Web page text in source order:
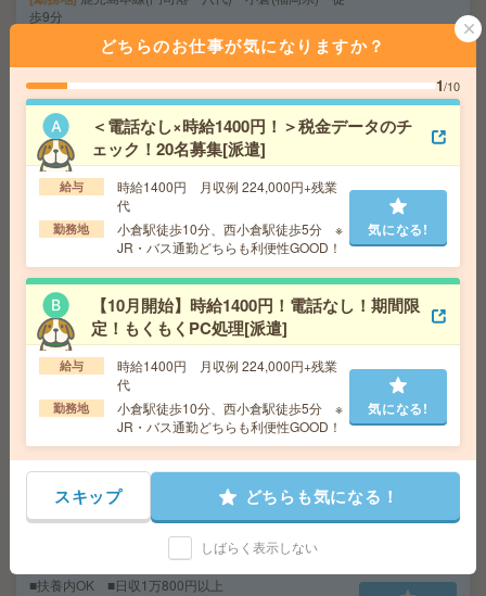
歩9分
ピタッと17時まで＊データ入力など＊未経験でもOK[派
遣]
給 与
時給1400円～1500円＋交 【月収例】217,0
00円～ ■給与の前払いが可能な速払いサービスあり
交通費 交通費支給あり
福岡県北九州市若松区 筑豊本線（若松
線） 若松駅車8分
気になる!
【在宅メイン＊時給1400円】面接日程調整など事務サポ
ート[派遣]
給 与 時給1400円＋交 ■給与の前払いが可能な速
払いサービスあり
交通費 交通費支給あり
勤務地 福岡県福岡市博多区 鹿児島本線 博多駅徒歩
4分、福岡地下鉄七隈線 櫛田神社前駅徒歩10分
気になる!
【オープニング募集】おばあちゃんのお散歩付き添いも
仕事の1つ[派遣]
無資格未経験：時給1350円～ ■週払いOK
■扶養内OK ■日収1万800円以上
どちらのお仕事が気になりますか？
1/10
＜電話なし×時給1400円！＞税金データのチ
ェック！20名募集[派遣]
給与
時給1400円 月収例 224,000円+残業
代
勤務地
小倉駅徒歩10分、西小倉駅徒歩5分 ※
JR・バス通勤どちらも利便性GOOD！
気になる!
【10月開始】時給1400円！電話なし！期間限
定！もくもくPC処理[派遣]
給与
時給1400円 月収例 224,000円+残業
代
勤務地
小倉駅徒歩10分、西小倉駅徒歩5分 ※
JR・バス通勤どちらも利便性GOOD！
気になる!
スキップ どちらも気になる！
しばらく表示しない